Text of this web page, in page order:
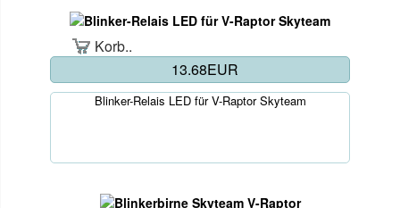
Korb..
13.68EUR
Blinker-Relais LED für V-Raptor Skyteam